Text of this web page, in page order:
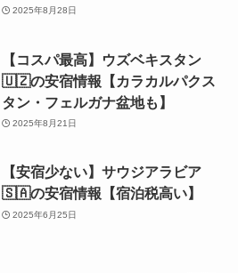
2025年8月28日
【コスパ最高】ウズベキスタン
🇺🇿の安宿情報【カラカルパクス
タン・フェルガナ盆地も】
2025年8月21日
【安宿少ない】サウジアラビア
🇸🇦の安宿情報【宿泊税高い】
2025年6月25日